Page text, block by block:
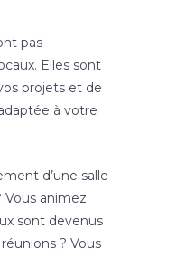
pas
Elles sont
projets et de
à votre
d’une salle
Vous animez
sont devenus
? Vous